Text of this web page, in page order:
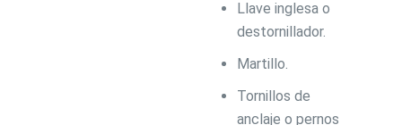
Llave inglesa o
destornillador.
Martillo.
Tornillos de
anclaje o pernos